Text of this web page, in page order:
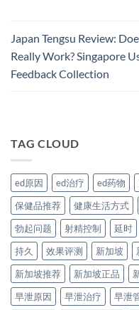
Japan Tengsu Review:
Really Work? Singapore
Feedback Collection
TAG CLOUD
ed原因 ed治疗 ed药物
保健品推荐
健康生活方式
勃起问题
射精控制 延时
持久
效果评测 新加坡
新加坡推荐
新加坡正品
早泄原因
早泄治疗 早泄